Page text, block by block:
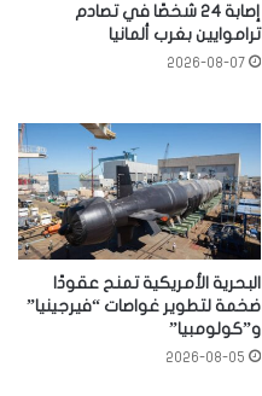
إصابة 24 شخصًا في تصادم
تراموايين بغرب ألمانيا
2026-08-07
البحرية الأمريكية تمنح عقودًا
ضخمة لتطوير غواصات “فيرجينيا”
و”كولومبيا”
2026-08-05